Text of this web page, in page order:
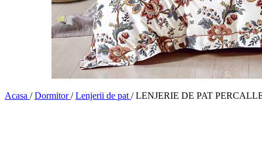
Acasa / Dormitor/ Lenjerii de pat / LENJERIE DE PAT